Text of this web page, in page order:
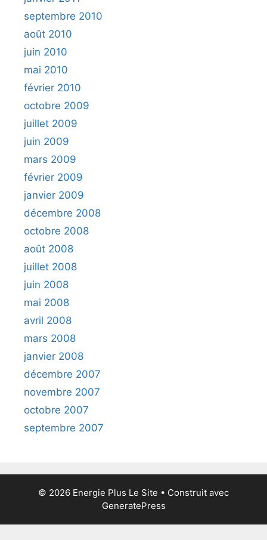
septembre 2010
août 2010
juin 2010
mai 2010
février 2010
octobre 2009
juillet 2009
juin 2009
mars 2009
février 2009
janvier 2009
décembre 2008
octobre 2008
août 2008
juillet 2008
juin 2008
mai 2008
avril 2008
mars 2008
janvier 2008
décembre 2007
novembre 2007
octobre 2007
septembre 2007
© 2026 Energie Plus Le Site • Construit avec
GeneratePress